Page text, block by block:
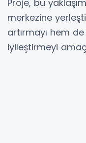
Proje, bu
merkezine
artırmayı hem
iyileştirmeyi